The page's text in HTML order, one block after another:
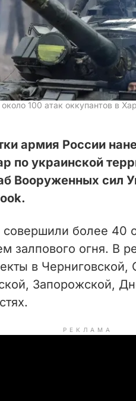
100 атак оккупантов в
армия России
по украинской
Вооруженных сил
более 40
залпового огня. В
в Черниговской,
Запорожской,
РЕКЛАМА